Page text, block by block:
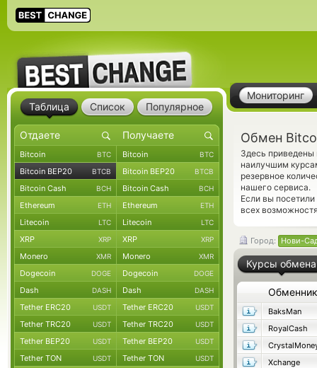
Мониторинг
Обмен
Здесь
наилучшим
резервное
нашего сервиса.
Если вы
всех
Город: Нови-
Курсы обмена
Обменник
BaksMan
RoyalCash
Xchange
Таблица Список Популярное
Bitcoin BTC Bitcoin BTC
Bitcoin BEP20 BTCB Bitcoin BEP20 BTCB
Bitcoin Cash BCH Bitcoin Cash BCH
Ethereum ETH Ethereum ETH
Litecoin LTC Litecoin LTC
XRP XRP XRP XRP
Monero XMR Monero XMR
Dogecoin DOGE Dogecoin DOGE
Dash DASH Dash DASH
Tether ERC20 USDT Tether ERC20 USDT
Tether TRC20 USDT Tether TRC20 USDT
Tether BEP20 USDT Tether BEP20 USDT
Tether TON USDT Tether TON USDT